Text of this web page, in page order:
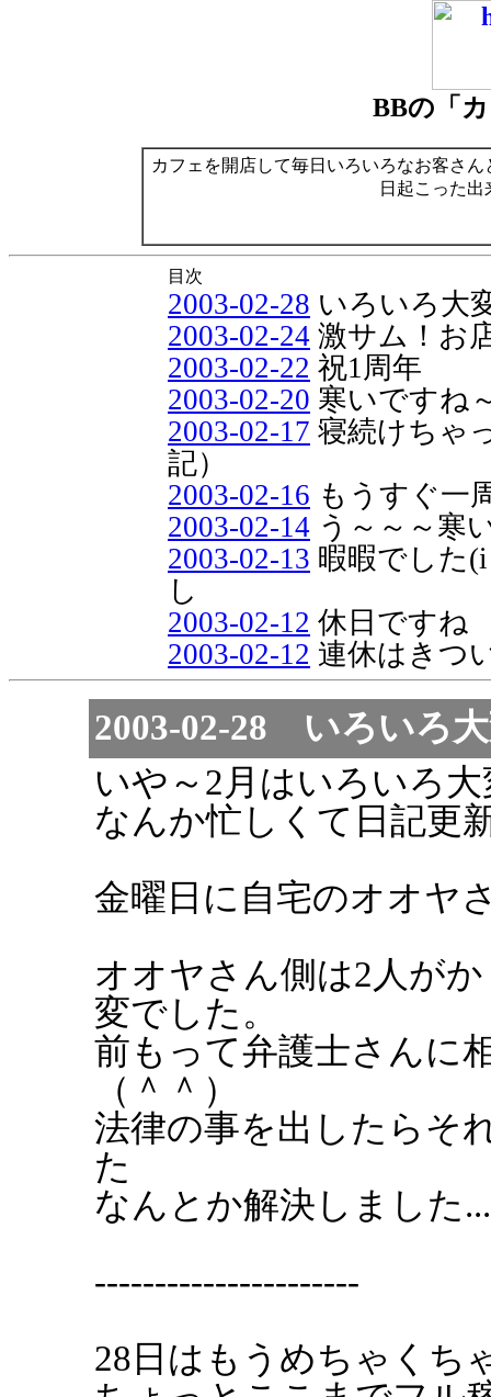
BBの「
カフェを開店して毎日いろいろなお客さ
日起こった
目次
2003-02-28 いろいろ大
2003-02-24 激サム！お
2003-02-22 祝1周年
2003-02-20 寒いですね
2003-02-17 寝続けちゃ
記）
2003-02-16 もうすぐ一
2003-02-14 う～～～寒
2003-02-13 暇暇でした
し
2003-02-12 休日ですね
2003-02-12 連休はきつ
2003-02-28 いろいろ
いや～2月はいろいろ
なんか忙しくて日記更
金曜日に自宅のオオヤ
オオヤさん側は2人が
変でした。
前もって弁護士さんに
（＾＾）
法律の事を出したらそ
た
なんとか解決しました
----------------------
28日はもうめちゃくち